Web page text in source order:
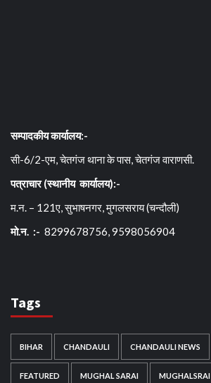
सम्पादकीय कार्यालय:-
सी-6/2-एम, चेतगंज थाना के पास, चेतगंज वाराणसी.
पत्राचार (स्थानीय कार्यालय):-
म.न. – 121ए, सुभाषनगर, मुगलसराय (चन्दौली)
मो.न. :- 8299678756, 9598056904
Tags
BIHAR CHANDAULI CHANDAULI NEWS
FEATURED MUGHAL SARAI MUGHALSRAI